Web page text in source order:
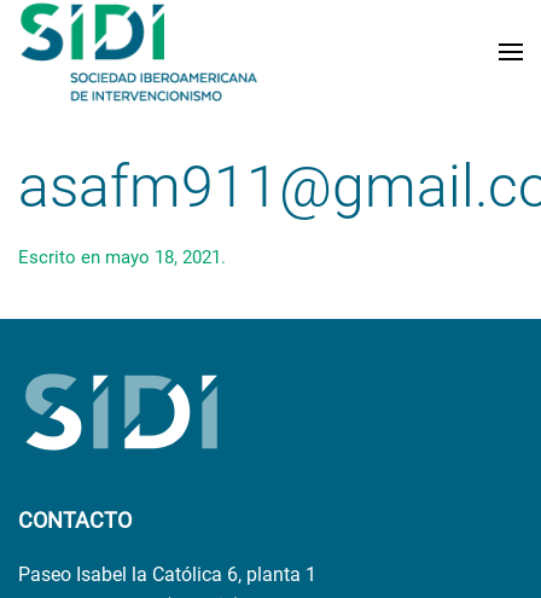
Skip to main content
Escrito en mayo 18, 2021.
CONTACTO
Paseo Isabel la Católica 6, planta 1